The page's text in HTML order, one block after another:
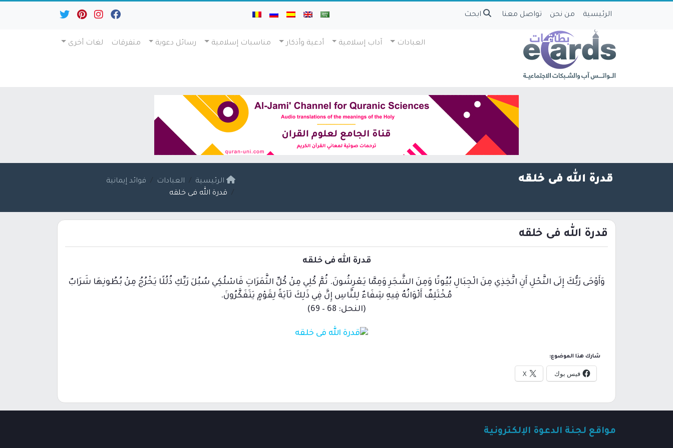
الرئيسية من نحن تواصل معنا ابحث
العبادات آداب إسلامية أدعية وأذكار مناسبات إسلامية رسائل دعوية متفرقات لغات أخرى
قدرة الله فى خلقه الرئيسية العبادات
فوائد إيمانية
قدرة الله فى خلقه
قدرة الله فى خلقه
قدرة الله فى خلقه
وَأَوْحَى رَبُّكَ إِلَى النَّحْلِ أَنِ اتَّخِذِي مِنَ الْجِبَالِ بُيُوتًا وَمِنَ الشَّجَرِ وَمِمَّا يَعْرِشُونَ. ثُمَّ كُلِي مِنْ كُلِّ الثَّمَرَاتِ فَاسْلُكِي سُبُلَ رَبِّكِ ذُلُلًا يَخْرُجُ مِنْ بُطُونِهَا شَرَابٌ
مُخْتَلِفٌ أَلْوَانُهُ فِيهِ شِفَاءٌ لِلنَّاسِ إِنَّ فِي ذَلِكَ لَآيَةً لِقَوْمٍ يَتَفَكَّرُونَ.
(النحل: 68 – 69)
شارك هذا الموضوع:
فيس بوك X
مواقع لجنة الدعوة الإلكترونية